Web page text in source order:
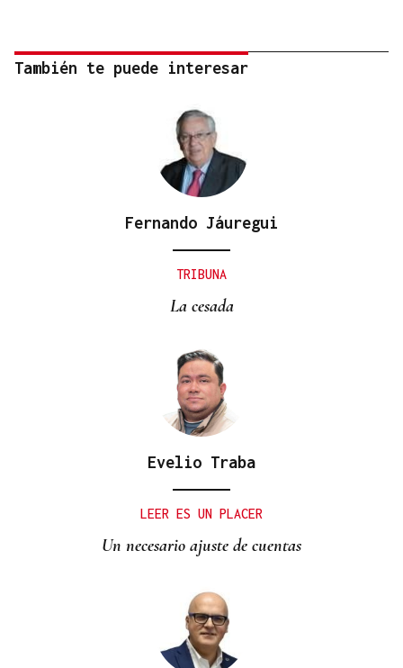
También te puede interesar
Fernando Jáuregui
TRIBUNA
La cesada
Evelio Traba
LEER ES UN PLACER
Un necesario ajuste de cuentas